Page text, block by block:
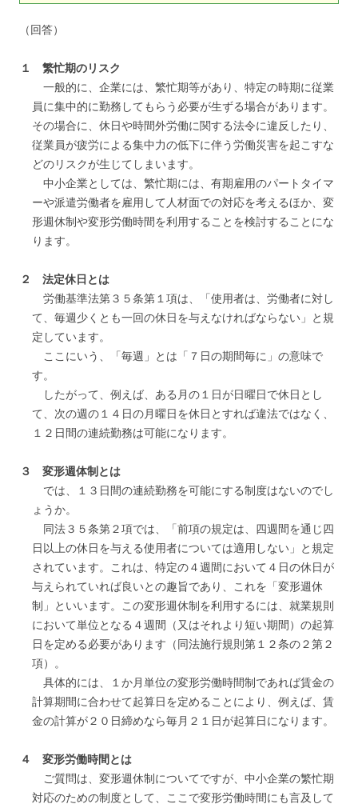
（回答）
１ 繁忙期のリスク
一般的に、企業には、繁忙期等があり、特定の時期に従業
員に集中的に勤務してもらう必要が生ずる場合があります。
その場合に、休日や時間外労働に関する法令に違反したり、
従業員が疲労による集中力の低下に伴う労働災害を起こすな
どのリスクが生じてしまいます。
中小企業としては、繁忙期には、有期雇用のパートタイマ
ーや派遣労働者を雇用して人材面での対応を考えるほか、変
形週休制や変形労働時間を利用することを検討することにな
ります。
２ 法定休日とは
労働基準法第３５条第１項は、「使用者は、労働者に対し
て、毎週少くとも一回の休日を与えなければならない」と規
定しています。
ここにいう、「毎週」とは「７日の期間毎に」の意味で
す。
したがって、例えば、ある月の１日が日曜日で休日とし
て、次の週の１４日の月曜日を休日とすれば違法ではなく、
１２日間の連続勤務は可能になります。
３ 変形週体制とは
では、１３日間の連続勤務を可能にする制度はないのでし
ょうか。
同法３５条第２項では、「前項の規定は、四週間を通じ四
日以上の休日を与える使用者については適用しない」と規定
されています。これは、特定の４週間において４日の休日が
与えられていれば良いとの趣旨であり、これを「変形週休
制」といいます。この変形週休制を利用するには、就業規則
において単位となる４週間（又はそれより短い期間）の起算
日を定める必要があります（同法施行規則第１２条の２第２
項）。
具体的には、１か月単位の変形労働時間制であれば賃金の
計算期間に合わせて起算日を定めることにより、例えば、賃
金の計算が２０日締めなら毎月２１日が起算日になります。
４ 変形労働時間とは
ご質問は、変形週休制についてですが、中小企業の繁忙期
対応のための制度として、ここで変形労働時間にも言及して